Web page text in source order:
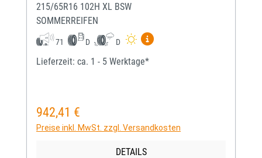
215/65R16 102H XL BSW
SOMMERREIFEN
71 D D
Mehr Informationen zum
Lieferzeit: ca. 1 - 5 Werktage*
Regulärer Preis:
942,41 €
Preise inkl. MwSt. zzgl. Versandkosten
DETAILS